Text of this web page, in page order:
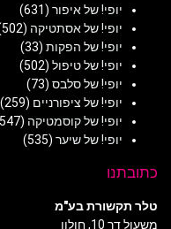
יופי! של איפור (631)
יופי! של אסתטיקה (502)
יופי! של הפקות (33)
יופי! של טיפול (502)
יופי! של סלבס (73)
יופי! של ציפורניים (259)
יופי! של קוסמטיקה (547)
יופי! של שיער (535)
כתובתנו
טלר תקשורת בע"מ
משעול דר 10, חולון